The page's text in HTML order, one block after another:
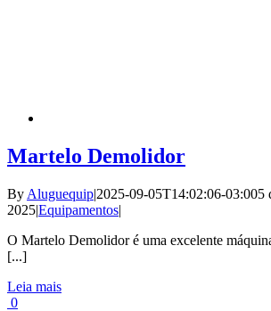
Martelo Demolidor
By Aluguequip|2025-09-05T14:02:06-03:005
2025|Equipamentos|
O Martelo Demolidor é uma excelente
[...]
Leia mais
0